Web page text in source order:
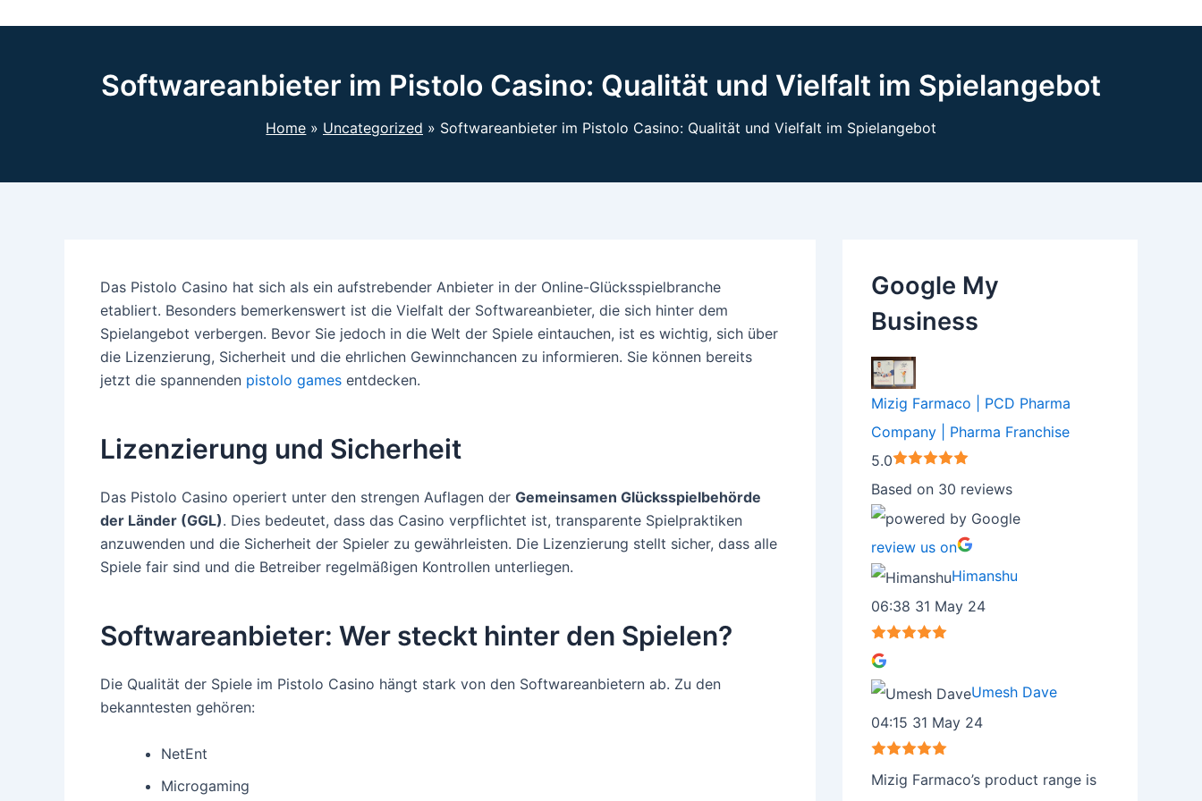
Softwareanbieter im Pistolo Casino: Qualität und Vielfalt im Spielangebot
Home Uncategorized Softwareanbieter im Pistolo Casino: Qualität und Vielfalt im Spielangebot
Das Pistolo Casino hat sich als ein aufstrebender Anbieter in der Online-Glücksspielbranche
etabliert. Besonders bemerkenswert ist die Vielfalt der Softwareanbieter, die sich hinter dem
Spielangebot verbergen. Bevor Sie jedoch in die Welt der Spiele eintauchen, ist es wichtig, sich über
die Lizenzierung, Sicherheit und die ehrlichen Gewinnchancen zu informieren. Sie können bereits
jetzt die spannenden pistolo games entdecken.
Lizenzierung und Sicherheit
Das Pistolo Casino operiert unter den strengen Auflagen der Gemeinsamen Glücksspielbehörde
der Länder (GGL). Dies bedeutet, dass das Casino verpflichtet ist, transparente Spielpraktiken
anzuwenden und die Sicherheit der Spieler zu gewährleisten. Die Lizenzierung stellt sicher, dass alle
Spiele fair sind und die Betreiber regelmäßigen Kontrollen unterliegen.
Softwareanbieter: Wer steckt hinter den Spielen?
Die Qualität der Spiele im Pistolo Casino hängt stark von den Softwareanbietern ab. Zu den
bekanntesten gehören:
NetEnt
Microgaming
Google My
Business
Mizig Farmaco | PCD Pharma
Company | Pharma Franchise
5.0
Based on 30 reviews
review us on
Himanshu
06:38 31 May 24
Umesh Dave
04:15 31 May 24
Mizig Farmaco’s product range is